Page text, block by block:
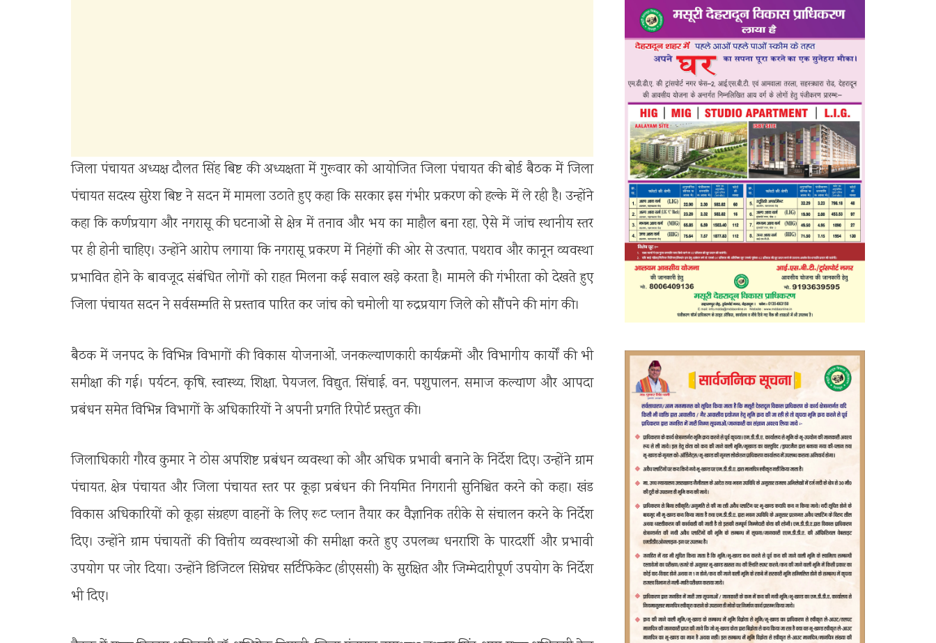
जिला पंचायत अध्यक्ष दौलत सिंह बिष्ट की अध्यक्षता में गुरूवार को आयोजित जिला पंचायत की बोर्ड बैठक में जिला
पंचायत सदस्य सुरेश बिष्ट ने सदन में मामला उठाते हुए कहा कि सरकार इस गंभीर प्रकरण को हल्के में ले रही है। उन्होंने
कहा कि कर्णप्रयाग और नगरासू की घटनाओं से क्षेत्र में तनाव और भय का माहौल बना रहा, ऐसे में जांच स्थानीय स्तर
पर ही होनी चाहिए। उन्होंने आरोप लगाया कि नगरासू प्रकरण में निहंगों की ओर से उत्पात, पथराव और कानून व्यवस्था
प्रभावित होने के बावजूद संबंधित लोगों को राहत मिलना कई सवाल खड़े करता है। मामले की गंभीरता को देखते हुए
जिला पंचायत सदन ने सर्वसम्मति से प्रस्ताव पारित कर जांच को चमोली या रुद्रप्रयाग जिले को सौंपने की मांग की।
बैठक में जनपद के विभिन्न विभागों की विकास योजनाओं, जनकल्याणकारी कार्यक्रमों और विभागीय कार्यों की भी
समीक्षा की गई। पर्यटन, कृषि, स्वास्थ्य, शिक्षा, पेयजल, विद्युत, सिंचाई, वन, पशुपालन, समाज कल्याण और आपदा
प्रबंधन समेत विभिन्न विभागों के अधिकारियों ने अपनी प्रगति रिपोर्ट प्रस्तुत की।
जिलाधिकारी गौरव कुमार ने ठोस अपशिष्ट प्रबंधन व्यवस्था को और अधिक प्रभावी बनाने के निर्देश दिए। उन्होंने ग्राम
पंचायत, क्षेत्र पंचायत और जिला पंचायत स्तर पर कूड़ा प्रबंधन की नियमित निगरानी सुनिश्चित करने को कहा। खंड
विकास अधिकारियों को कूड़ा संग्रहण वाहनों के लिए रूट प्लान तैयार कर वैज्ञानिक तरीके से संचालन करने के निर्देश
दिए। उन्होंने ग्राम पंचायतों की वित्तीय व्यवस्थाओं की समीक्षा करते हुए उपलब्ध धनराशि के पारदर्शी और प्रभावी
उपयोग पर जोर दिया। उन्होंने डिजिटल सिग्नेचर सर्टिफिकेट (डीएससी) के सुरक्षित और जिम्मेदारीपूर्ण उपयोग के निर्देश
भी दिए।